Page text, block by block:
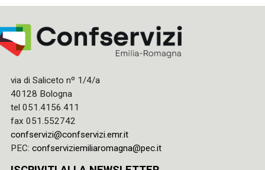
via di Saliceto nº 1/4/a
40128 Bologna
tel 051.4156.411
fax 051.552742
confservizi@confservizi.emr.it
PEC: confserviziemiliaromagna@pec.it